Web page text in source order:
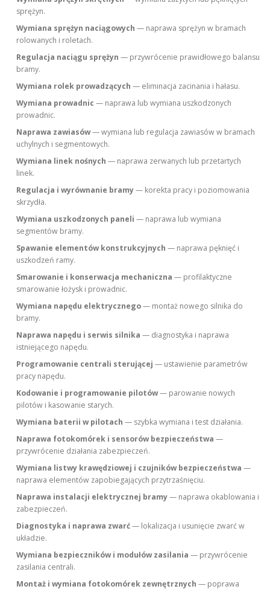
sprężyn.
Wymiana sprężyn naciągowych — naprawa sprężyn w bramach
rolowanych i roletach.
Regulacja naciągu sprężyn — przywrócenie prawidłowego balansu
bramy.
Wymiana rolek prowadzących — eliminacja zacinania i hałasu.
Wymiana prowadnic — naprawa lub wymiana uszkodzonych
prowadnic.
Naprawa zawiasów— wymiana lub regulacja zawiasów w bramach
uchylnych i segmentowych.
Wymiana linek nośnych — naprawa zerwanych lub przetartych
linek.
Regulacja i wyrównanie bramy— korekta pracy i poziomowania
skrzydła.
Wymiana uszkodzonych paneli — naprawa lub wymiana
segmentów bramy.
Spawanie elementów konstrukcyjnych — naprawa pęknięć i
uszkodzeń ramy.
Smarowanie i konserwacja mechaniczna — profilaktyczne
smarowanie łożysk i prowadnic.
Wymiana napędu elektrycznego— montaż nowego silnika do
bramy.
Naprawa napędu i serwis silnika — diagnostyka i naprawa
istniejącego napędu.
Programowanie centrali sterującej — ustawienie parametrów
pracy napędu.
Kodowanie i programowanie pilotów— parowanie nowych
pilotów i kasowanie starych.
Wymiana baterii w pilotach — szybka wymiana i test działania.
Naprawa fotokomórek i sensorów bezpieczeństwa —
przywrócenie działania zabezpieczeń.
Wymiana listwy krawędziowej i czujników bezpieczeństwa —
naprawa elementów zapobiegających przytrzaśnięciu.
Naprawa instalacji elektrycznej bramy— naprawa okablowania i
zabezpieczeń.
Diagnostyka i naprawa zwarć— lokalizacja i usunięcie zwarć w
układzie.
Wymiana bezpieczników i modułów zasilania — przywrócenie
zasilania centrali.
Montaż i wymiana fotokomórek zewnętrznych — poprawa